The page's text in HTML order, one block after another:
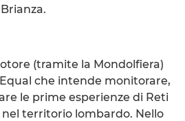
(tramite la Mondolfiera)
che intende monitorare,
le prime esperienze di Reti
nel territorio lombardo. Nello